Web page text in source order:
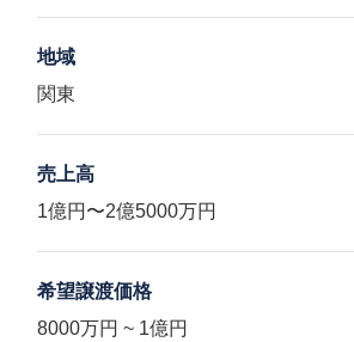
地域
関東
売上高
1億円〜2億5000万円
希望譲渡価格
8000万円 ~ 1億円